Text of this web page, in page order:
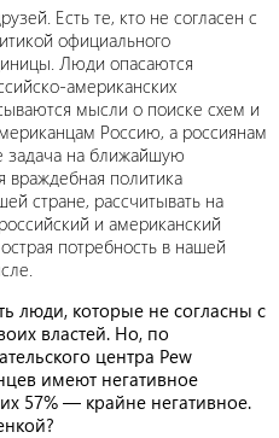
Есть те, кто не согласен с
официального
Люди опасаются
американских
мысли о поиске схем и
Россию, а россиянам
задача на ближайшую
враждебная политика
стране, рассчитывать на
и американский
потребность в нашей
люди, которые не согласны с
властей. Но, по
центра Pew
имеют негативное
57% — крайне негативное.